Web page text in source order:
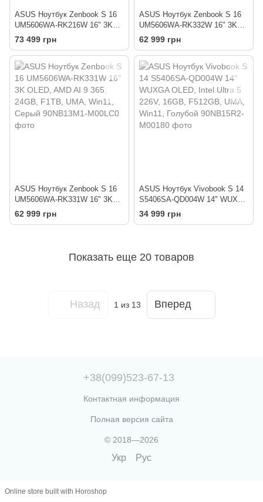
ASUS Ноутбук Zenbook S 16
UM5606WA-RK216W 16" 3K
OLED, AMD AI 9 365, 24GB,
F1TB, UMA, Win11, Серый
73 499 грн
ASUS Ноутбук Zenbook S 16
UM5606WA-RK332W 16" 3K
OLED, AMD AI 9 365, 24GB,
F1TB, UMA, Win11, Белый
62 999 грн
ASUS Ноутбук Zenbook S 16
UM5606WA-RK331W 16" 3K
OLED, AMD AI 9 365, 24GB,
F1TB, UMA, Win11, Серый
62 999 грн
ASUS Ноутбук Vivobook S 14
S5406SA-QD004W 14" WUXGA
OLED, Intel Ultra 5 226V,
16GB, F512GB, UMA, Win11,
34 999 грн
Показать еще 20 товаров
Назад 1 из 13 Вперед
+38(099)523-67-13
Контактная информация
Полная версия сайта
© 2018—2026
Укр Рус
Online store built with Horoshop